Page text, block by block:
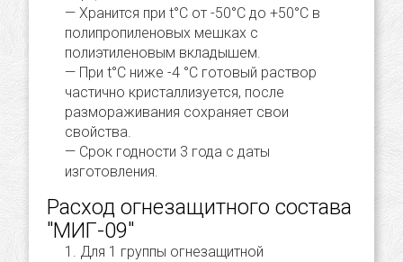
Хранится при t°С от -50°С до +50°С в
полипропиленовых мешках с
полиэтиленовым вкладышем.
При t°С ниже -4 °С готовый раствор
частично кристаллизуется, после
размораживания сохраняет свои
свойства.
Срок годности 3 года с даты
изготовления.
Расход огнезащитного состава
"МИГ-09"
Для 1 группы огнезащитной